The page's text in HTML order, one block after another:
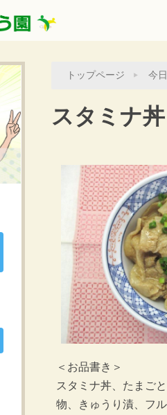
トップページ 今
スタミナ丼
＜お品書き＞
スタミナ丼、たまご
物、きゅうり漬、フ